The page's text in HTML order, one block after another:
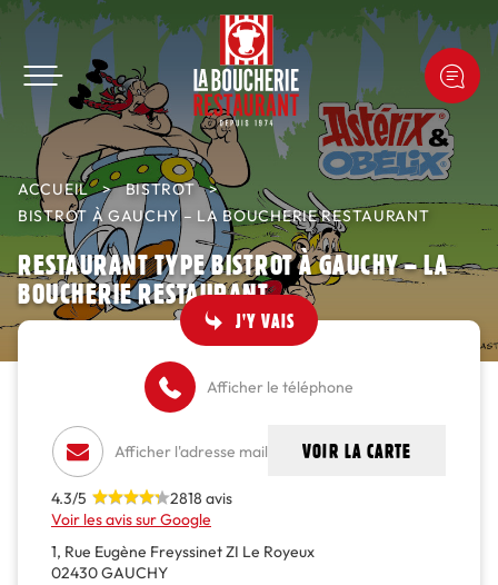
ACCUEIL > BISTROT
>
BISTROT À GAUCHY – LA BOUCHERIE RESTAURANT
RESTAURANT TYPE BISTROT À GAUCHY – LA
BOUCHERIE RESTAURANT
J'Y VAIS
Afficher le téléphone
Afficher l'adresse mail VOIR LA CARTE
4.3/5
2818 avis
Voir les avis sur Google
1, Rue Eugène Freyssinet ZI Le Royeux
02430 GAUCHY